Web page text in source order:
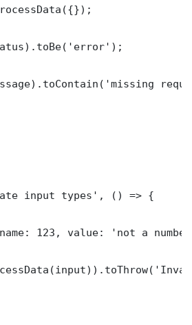
input types', () => {
123, value: 'not a